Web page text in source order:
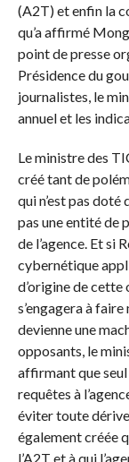
(A2T) et enfin la
qu’a affirmé
point de presse
Présidence du
journalistes, le
annuel et les
Le ministre des
créé tant de
qui n’est pas doté
pas une entité de
de l’agence. Et si
cybernétique
d’origine de
s’engagera à
devienne une
opposants, le
affirmant que
requêtes à
éviter toute
également créée
l’A2T et à qui